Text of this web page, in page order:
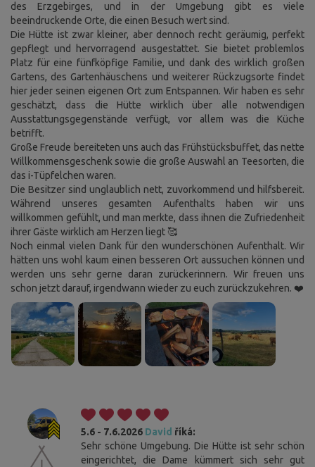
des Erzgebirges, und in der Umgebung gibt es viele
beeindruckende Orte, die einen Besuch wert sind.
Die Hütte ist zwar kleiner, aber dennoch recht geräumig, perfekt
gepflegt und hervorragend ausgestattet. Sie bietet problemlos
Platz für eine fünfköpfige Familie, und dank des wirklich großen
Gartens, des Gartenhäuschens und weiterer Rückzugsorte findet
hier jeder seinen eigenen Ort zum Entspannen. Wir haben es sehr
geschätzt, dass die Hütte wirklich über alle notwendigen
Ausstattungsgegenstände verfügt, vor allem was die Küche
betrifft.
Große Freude bereiteten uns auch das Frühstücksbuffet, das nette
Willkommensgeschenk sowie die große Auswahl an Teesorten, die
das i-Tüpfelchen waren.
Die Besitzer sind unglaublich nett, zuvorkommend und hilfsbereit.
Während unseres gesamten Aufenthalts haben wir uns
willkommen gefühlt, und man merkte, dass ihnen die Zufriedenheit
ihrer Gäste wirklich am Herzen liegt 🥰
Noch einmal vielen Dank für den wunderschönen Aufenthalt. Wir
hätten uns wohl kaum einen besseren Ort aussuchen können und
werden uns sehr gerne daran zurückerinnern. Wir freuen uns
schon jetzt darauf, irgendwann wieder zu euch zurückzukehren. ❤️
5.6 - 7.6.2026 David říká:
Sehr schöne Umgebung. Die Hütte ist sehr schön
eingerichtet, die Dame kümmert sich sehr gut